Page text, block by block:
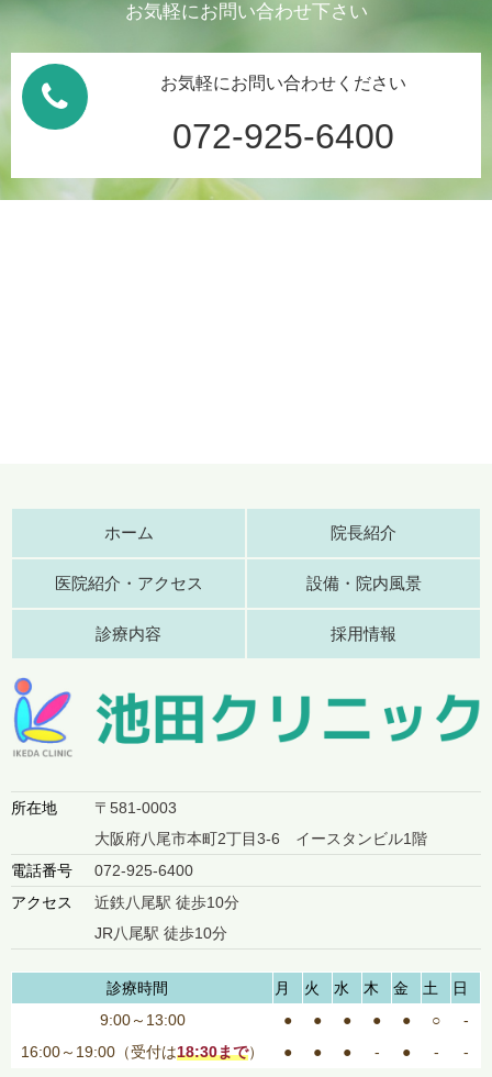
お気軽にお問い合わせ下さい
お気軽にお問い合わせください
072-925-6400
ホーム 院長紹介
医院紹介・アクセス 設備・院内風景
診療内容 採用情報
所在地
〒581-0003
大阪府八尾市本町2丁目3-6 イースタンビル1階
電話番号
072-925-6400
アクセス
近鉄八尾駅 徒歩10分
JR八尾駅 徒歩10分
診療時間 月 火 水 木 金 土
日
9:00～13:00
● ● ● ● ● ○
-
16:00～19:00（受付は18:30まで） ● ● ● - ● - -